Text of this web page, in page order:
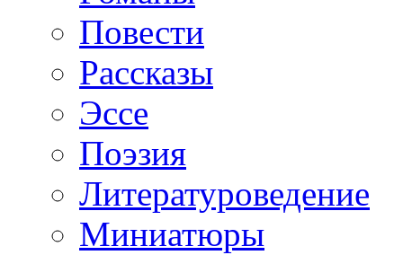
Повести
Рассказы
Эссе
Поэзия
Литературоведение
Миниатюры